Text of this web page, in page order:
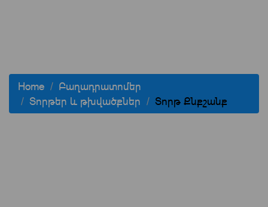
Home
Բաղադրատոմեր
Տորթեր և թխվածքներ
Տորթ Քնքշանք